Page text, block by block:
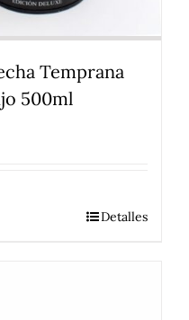
Temprana
500ml
Detalles